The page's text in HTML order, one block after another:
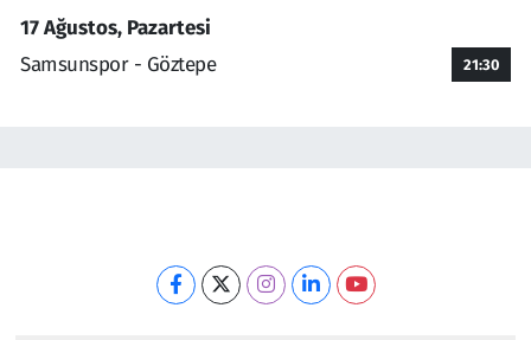
17 Ağustos, Pazartesi
Samsunspor - Göztepe
21:30